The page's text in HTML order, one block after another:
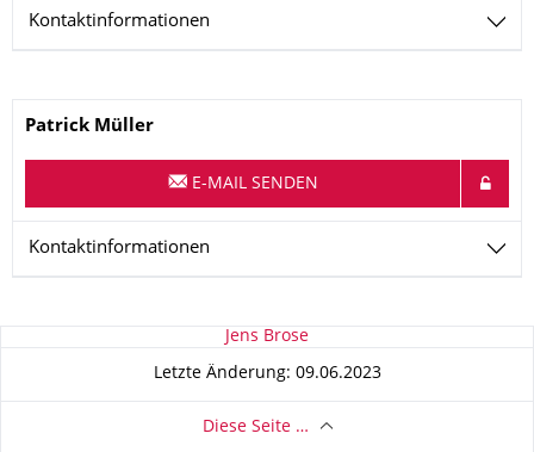
Kontaktinformationen
Name
Patrick Müller
E-MAIL SENDEN
Kontaktinformationen
Zu dieser Seite Jens Brose
Letzte Änderung: 09.06.2023
Diese Seite …